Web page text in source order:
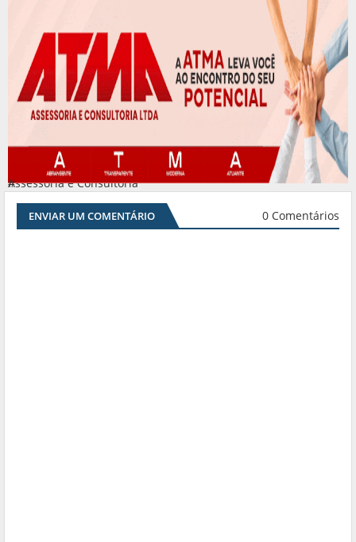
Assessoria e Consultoria
#
ENVIAR UM COMENTÁRIO 0 Comentários